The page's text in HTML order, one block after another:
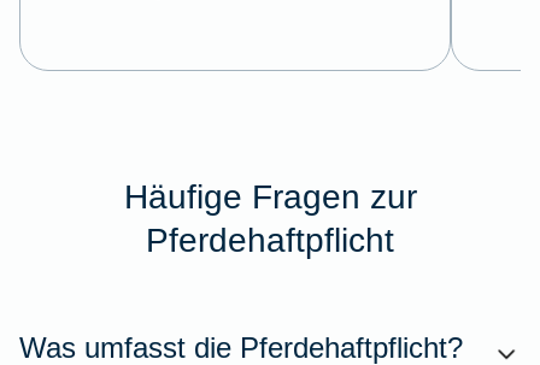
Häufige Fragen zur
Pferdehaftpflicht
Was umfasst die Pferdehaftpflicht?